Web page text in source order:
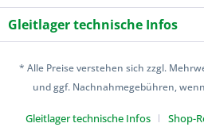
Gleitlager technische Infos
* Alle Preise verstehen sich zzgl.
und ggf. Nachnahmegebühren,
Gleitlager technische Infos Shop-